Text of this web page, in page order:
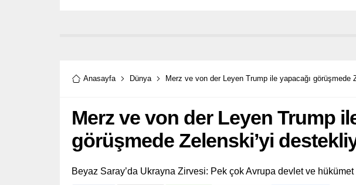
Anasayfa Dünya Merz ve von der Leyen Trump ile yapacağı görüşmede
Merz ve von der Leyen Trump
görüşmede Zelenski’yi
Beyaz Saray’da Ukrayna Zirvesi: Pek çok Avrupa devlet ve